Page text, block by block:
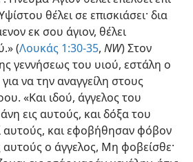
θέλει σε επισκιάσει· δια
εκ σου άγιον, θέλει
(Λουκάς 1:30-35, NW) Στον
γεννήσεως του υιού, εστάλη ο
να την αναγγείλη στους
«Και ιδού, άγγελος του
εις αυτούς, και δόξα του
αυτούς, και εφοβήθησαν φόβον
αυτούς ο άγγελος, Μη φοβείσθε·